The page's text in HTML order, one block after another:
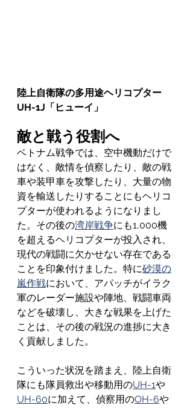
陸上自衛隊の多用途ヘリコプター
UH-1J「ヒューイ」
敵と戦う役割へ
ベトナム戦争では、空中機動だけで
はなく、敵情を偵察したり、敵の戦
車や装甲車を攻撃したり、大量の物
資を輸送したりすることにもヘリコ
プターが使われるようになりまし
た。その後の湾岸戦争にも1,000機
を超えるヘリコプターが投入され、
現代の戦闘に欠かせない存在である
ことを印象付けました。特に砂漠の
嵐作戦において、アパッチがイラク
軍のレーダー施設や陣地、戦闘車両
などを破壊し、大きな戦果を上げた
ことは、その後の戦況の進捗に大き
く貢献しました。
こういった状況を踏まえ、陸上自衛
隊にも隊員救出や移動用のUH-1や
UH-60に加えて、偵察用のOH-6や